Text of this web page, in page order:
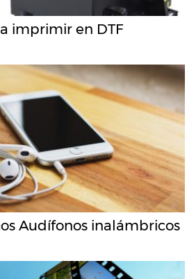
imprimir en DTF
Audífonos inalámbricos